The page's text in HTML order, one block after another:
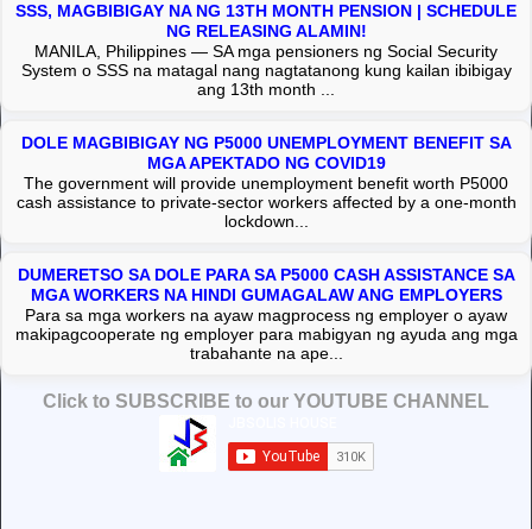
SSS, MAGBIBIGAY NA NG 13TH MONTH PENSION | SCHEDULE
NG RELEASING ALAMIN!
MANILA, Philippines — SA mga pensioners ng Social Security
System o SSS na matagal nang nagtatanong kung kailan ibibigay
ang 13th month ...
DOLE MAGBIBIGAY NG P5000 UNEMPLOYMENT BENEFIT SA
MGA APEKTADO NG COVID19
The government will provide unemployment benefit worth P5000
cash assistance to private-sector workers affected by a one-month
lockdown...
DUMERETSO SA DOLE PARA SA P5000 CASH ASSISTANCE SA
MGA WORKERS NA HINDI GUMAGALAW ANG EMPLOYERS
Para sa mga workers na ayaw magprocess ng employer o ayaw
makipagcooperate ng employer para mabigyan ng ayuda ang mga
trabahante na ape...
Click to SUBSCRIBE to our YOUTUBE CHANNEL